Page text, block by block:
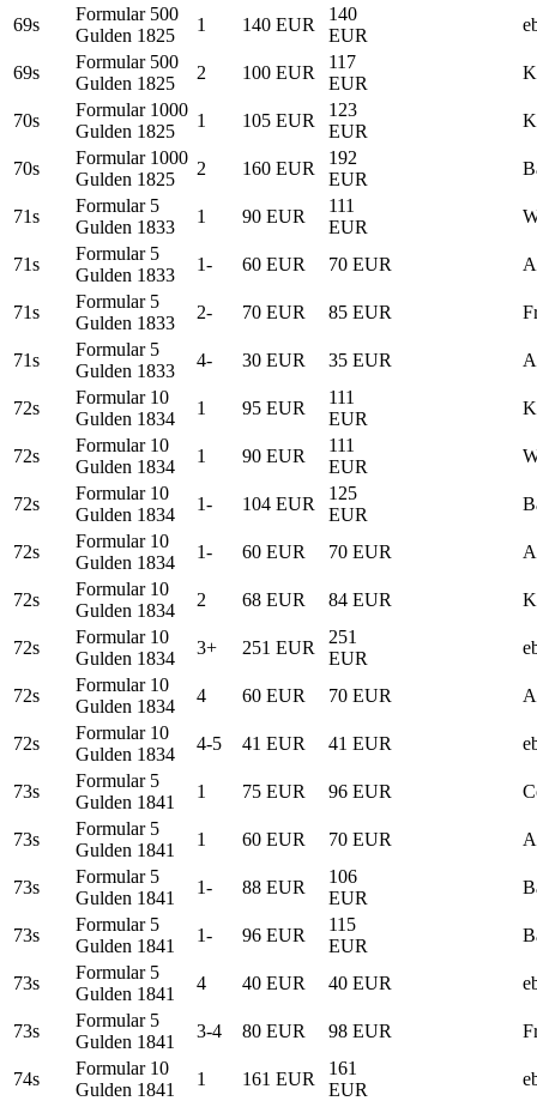
69s
Formular 500
Gulden 1825
1 140 EUR
140
EUR
69s
Formular 500
Gulden 1825
2 100 EUR
117
EUR
70s
Formular 1000
Gulden 1825
1 105 EUR
123
EUR
70s
Formular 1000
Gulden 1825
2 160 EUR
192
EUR
71s
Formular 5
Gulden 1833
1 90 EUR
111
EUR
71s
Formular 5
Gulden 1833
1- 60 EUR 70 EUR
71s
Formular 5
Gulden 1833
2- 70 EUR 85 EUR
71s
Formular 5
Gulden 1833
4- 30 EUR 35 EUR
72s
Formular 10
Gulden 1834
1 95 EUR
111
EUR
72s
Formular 10
Gulden 1834
1 90 EUR
111
EUR
72s
Formular 10
Gulden 1834
1- 104 EUR
125
EUR
72s
Formular 10
Gulden 1834
1- 60 EUR 70 EUR
72s
Formular 10
Gulden 1834
2 68 EUR 84 EUR
72s
Formular 10
Gulden 1834
3+ 251 EUR
251
EUR
72s
Formular 10
Gulden 1834
4 60 EUR 70 EUR
72s
Formular 10
Gulden 1834
4-5 41 EUR 41 EUR
73s
Formular 5
Gulden 1841
1 75 EUR 96 EUR
73s
Formular 5
Gulden 1841
1 60 EUR 70 EUR
73s
Formular 5
Gulden 1841
1- 88 EUR
106
EUR
73s
Formular 5
Gulden 1841
1- 96 EUR
115
EUR
73s
Formular 5
Gulden 1841
4 40 EUR 40 EUR
73s
Formular 5
Gulden 1841
3-4 80 EUR 98 EUR
74s
Formular 10
Gulden 1841
1 161 EUR
161
EUR